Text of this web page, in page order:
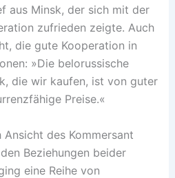
aus Minsk, der sich mit der
zufrieden zeigte. Auch
die gute Kooperation in
»Die belorussische
die wir kaufen, ist von guter
Preise.«
des Kommersant
Beziehungen beider
eine Reihe von